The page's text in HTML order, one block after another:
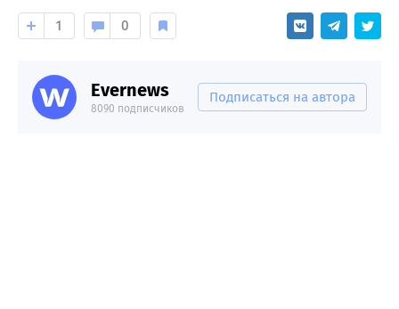
1 0
Evernews
8090 подписчиков
Подписаться на автора